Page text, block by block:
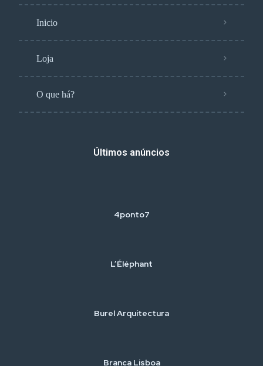
Inicio
Loja
O que há?
Últimos anúncios
4ponto7
L’Éléphant
Burel Arquitectura
Branca Lisboa